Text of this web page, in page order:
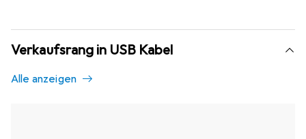
Verkaufsrang in USB Kabel
Alle anzeigen